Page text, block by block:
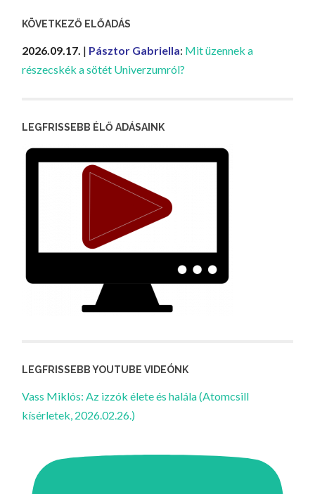
KÖVETKEZŐ ELŐADÁS
2026.09.17. | Pásztor Gabriella: Mit üzennek a
részecskék a sötét Univerzumról?
LEGFRISSEBB ÉLŐ ADÁSAINK
LEGFRISSEBB YOUTUBE VIDEÓNK
Vass Miklós: Az izzók élete és halála (Atomcsill
kísérletek, 2026.02.26.)